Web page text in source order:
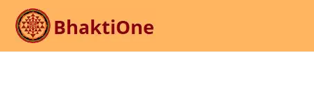
content